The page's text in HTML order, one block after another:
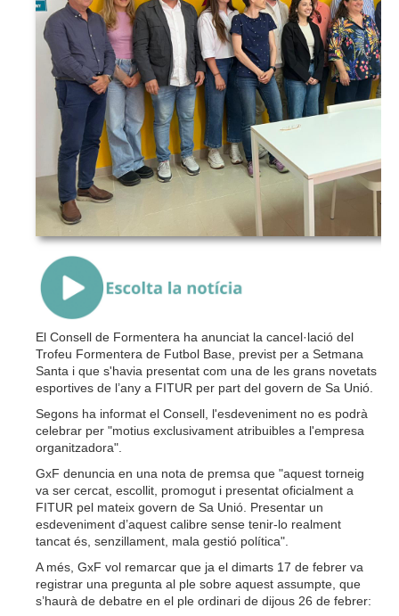
{Play}
El Consell de Formentera ha anunciat la cancel·lació del
Trofeu Formentera de Futbol Base, previst per a Setmana
Santa i que s'havia presentat com una de les grans novetats
esportives de l’any a FITUR per part del govern de Sa Unió.
Segons ha informat el Consell, l'esdeveniment no es podrà
celebrar per "motius exclusivament atribuibles a l'empresa
organitzadora".
GxF denuncia en una nota de premsa que "aquest torneig
va ser cercat, escollit, promogut i presentat oficialment a
FITUR pel mateix govern de Sa Unió. Presentar un
esdeveniment d’aquest calibre sense tenir-lo realment
tancat és, senzillament, mala gestió política".
A més, GxF vol remarcar que ja el dimarts 17 de febrer va
registrar una pregunta al ple sobre aquest assumpte, que
s’haurà de debatre en el ple ordinari de dijous 26 de febrer: